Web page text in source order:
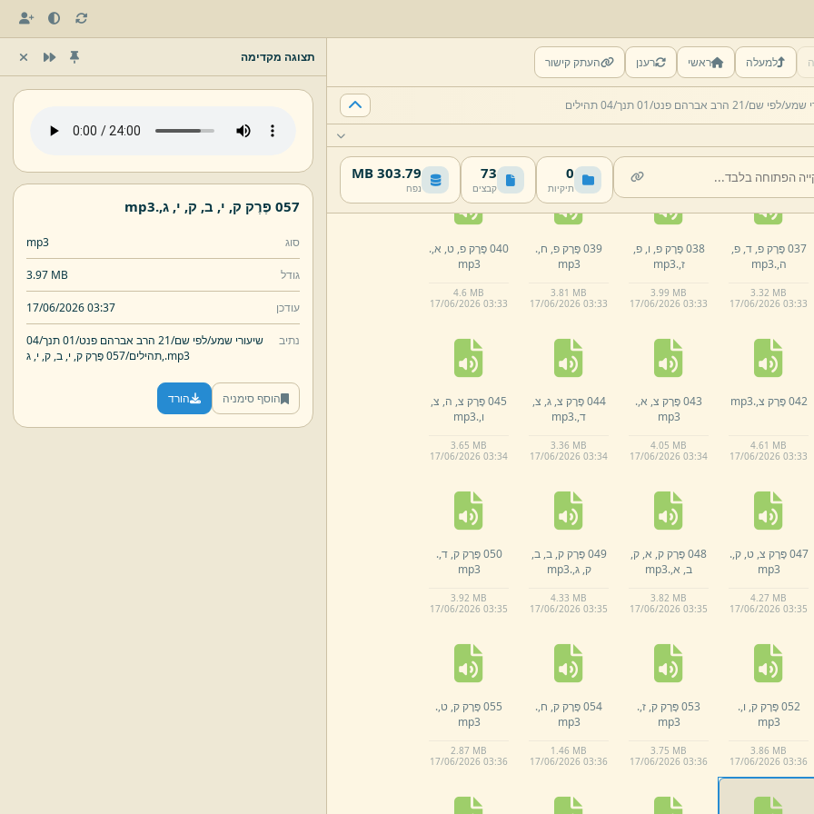
למעלה ראשי רענן העתק קישור
שמע/לפי שם/21 הרב אברהם פנט/ 01 תנך/ 04 תהילים
0
תיקיות
73
קבצים
303.79 MB
נפח
חלק א, .
mp3
17/06/2026 03:32
חלק ב,.
mp3
17/06/2026 03:32
(סיכום ע,
mp3
17/06/2026 03:32
17/06/2026 03:33
037 פֶּרֶק פ, ד, פ,
ה,.
mp3
3.32 MB
17/06/2026 03:33
038 פֶּרֶק פ, ו, פ,
ז,.
mp3
3.99 MB
17/06/2026 03:33
039 פֶּרֶק פ, ח,.
mp3
3.81 MB
17/06/2026 03:33
040 פֶּרֶק פ, ט, א,.
mp3
4.6 MB
17/06/2026 03:33
042 פֶּרֶק צ, .
mp3
4.61 MB
17/06/2026 03:33
043 פֶּרֶק צ, א,.
mp3
4.05 MB
17/06/2026 03:34
044 פֶּרֶק צ, ג, צ,
ד,.
mp3
3.36 MB
17/06/2026 03:34
045 פֶּרֶק צ, ה, צ,
ו,.
mp3
3.65 MB
17/06/2026 03:34
047 פֶּרֶק צ, ט, ק,.
mp3
4.27 MB
17/06/2026 03:35
048 פֶּרֶק ק, א, ק,
ב, א,.
mp3
3.82 MB
17/06/2026 03:35
049 פֶּרֶק ק, ב, ב,
ק, ג,.
mp3
4.33 MB
17/06/2026 03:35
050 פֶּרֶק ק, ד,.
mp3
3.92 MB
17/06/2026 03:35
052 פֶּרֶק ק, ו,.
mp3
3.86 MB
17/06/2026 03:36
053 פֶּרֶק ק, ז,.
mp3
3.75 MB
17/06/2026 03:36
054 פֶּרֶק ק, ח,.
mp3
1.46 MB
17/06/2026 03:36
055 פֶּרֶק ק, ט,.
mp3
2.87 MB
17/06/2026 03:36
תצוגה מקדימה
057 פֶּרֶק ק, י, ב, ק, י, ג,.
mp3
סוג mp3
גודל 3.97 MB
עודכן 17/06/2026 03:37
נתיב שיעורי שמע/לפי שם/21 הרב אברהם פנט/ 01 תנך/
04
תהילים/057 פֶּרֶק ק, י, ב, ק, י, ג,.mp3
הוסף סימניה הורד